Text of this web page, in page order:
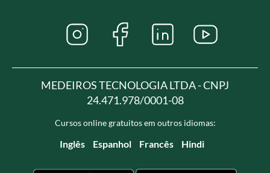
MEDEIROS TECNOLOGIA LTDA - CNPJ
24.471.978/0001-08
Cursos online gratuitos em outros idiomas:
Inglês Espanhol Francês Hindi